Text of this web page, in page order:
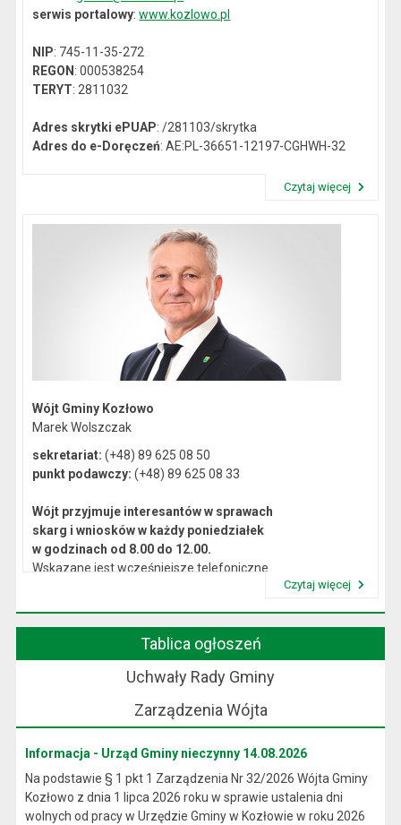
serwis portalowy:www.kozlowo.pl
NIP: 745-11-35-272
REGON: 000538254
TERYT: 2811032
Adres skrytki ePUAP: /281103/skrytka
Adres do e-Doręczeń: AE:PL-36651-12197-CGHWH-32
Czytaj więcej
Wójt Gminy Kozłowo
Marek Wolszczak
sekretariat: (+48) 89 625 08 50
punkt podawczy: (+48) 89 625 08 33
Wójt przyjmuje interesantów w sprawach
skarg i wniosków w każdy poniedziałek
w godzinach od 8.00 do 12.00.
Wskazane jest wcześniejsze telefoniczne
Czytaj więcej
Tablica ogłoszeń
Uchwały Rady Gminy
Zarządzenia Wójta
Informacja - Urząd Gminy nieczynny 14.08.2026
Na podstawie § 1 pkt 1 Zarządzenia Nr 32/2026 Wójta Gminy
Kozłowo z dnia 1 lipca 2026 roku w sprawie ustalenia dni
wolnych od pracy w Urzędzie Gminy w Kozłowie w roku 2026